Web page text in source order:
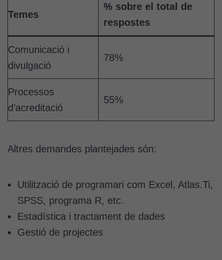
Temes
% sobre el total de
respostes
Comunicació i
divulgació
78%
Processos
d’acreditació
55%
Altres demandes plantejades són:
Utilització de programari com Excel, Atlas.Ti,
SPSS, programa R, etc.
Estadística i tractament de dades
Gestió de projectes